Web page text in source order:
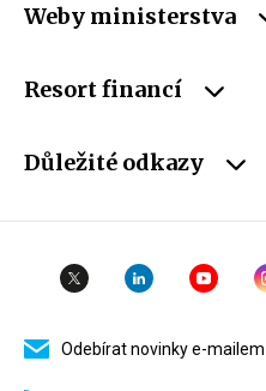
Weby ministerstva
Resort financí
Důležité odkazy
Odebírat novinky e-mailem